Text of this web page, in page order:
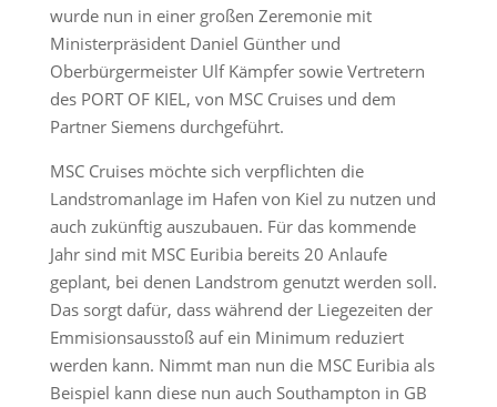
wurde nun in einer großen Zeremonie mit
Ministerpräsident Daniel Günther und
Oberbürgermeister Ulf Kämpfer sowie Vertretern
des PORT OF KIEL, von MSC Cruises und dem
Partner Siemens durchgeführt.
MSC Cruises möchte sich verpflichten die
Landstromanlage im Hafen von Kiel zu nutzen und
auch zukünftig auszubauen. Für das kommende
Jahr sind mit MSC Euribia bereits 20 Anlaufe
geplant, bei denen Landstrom genutzt werden soll.
Das sorgt dafür, dass während der Liegezeiten der
Emmisionsausstoß auf ein Minimum reduziert
werden kann. Nimmt man nun die MSC Euribia als
Beispiel kann diese nun auch Southampton in GB